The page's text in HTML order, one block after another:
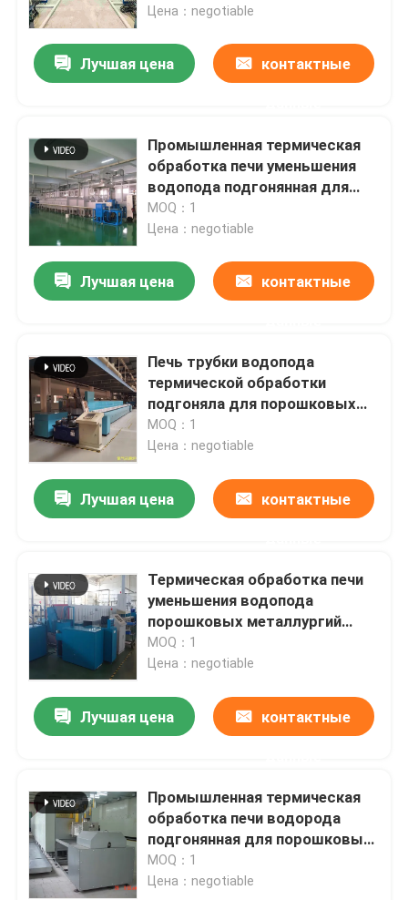
Цена：negotiable
Лучшая цена контактные
Промышленная термическая
обработка печи уменьшения
водопода подгонянная для
керамического
металлизирования
MOQ：1
Цена：negotiable
Лучшая цена контактные
Печь трубки водопода
термической обработки
подгоняла для порошковых
металлургий
MOQ：1
Цена：negotiable
Лучшая цена контактные
Термическая обработка печи
уменьшения водопода
порошковых металлургий
подгонянная
MOQ：1
Цена：negotiable
Лучшая цена контактные
Промышленная термическая
обработка печи водорода
подгонянная для порошковых
металлургий
MOQ：1
Цена：negotiable